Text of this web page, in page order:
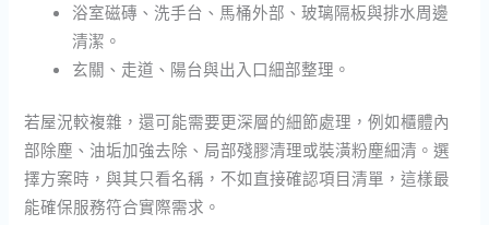
浴室磁磚、洗手台、馬桶外部、玻璃隔板與排水周邊
清潔。
玄關、走道、陽台與出入口細部整理。
若屋況較複雜，還可能需要更深層的細節處理，例如櫃體內
部除塵、油垢加強去除、局部殘膠清理或裝潢粉塵細清。選
擇方案時，與其只看名稱，不如直接確認項目清單，這樣最
能確保服務符合實際需求。